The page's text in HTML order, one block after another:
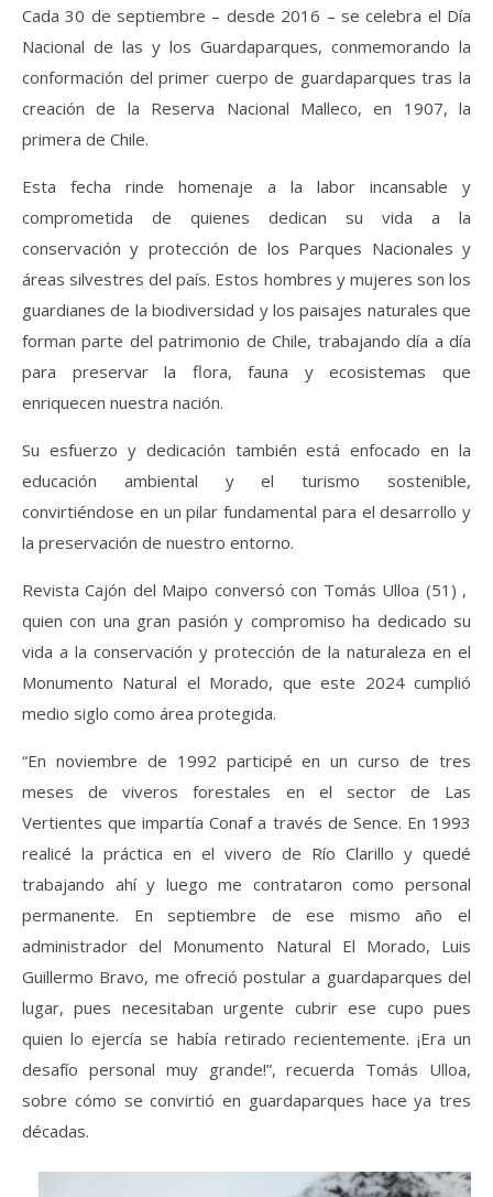
Cada 30 de septiembre – desde 2016 – se celebra el Día
Nacional de las y los Guardaparques, conmemorando la
conformación del primer cuerpo de guardaparques tras la
creación de la Reserva Nacional Malleco, en 1907, la
primera de Chile.
Esta fecha rinde homenaje a la labor incansable y
comprometida de quienes dedican su vida a la
conservación y protección de los Parques Nacionales y
áreas silvestres del país. Estos hombres y mujeres son los
guardianes de la biodiversidad y los paisajes naturales que
forman parte del patrimonio de Chile, trabajando día a día
para preservar la flora, fauna y ecosistemas que
enriquecen nuestra nación.
Su esfuerzo y dedicación también está enfocado en la
educación ambiental y el turismo sostenible,
convirtiéndose en un pilar fundamental para el desarrollo y
la preservación de nuestro entorno.
Revista Cajón del Maipo conversó con Tomás Ulloa (51) ,
quien con una gran pasión y compromiso ha dedicado su
vida a la conservación y protección de la naturaleza en el
Monumento Natural el Morado, que este 2024 cumplió
medio siglo como área protegida.
“En noviembre de 1992 participé en un curso de tres
meses de viveros forestales en el sector de Las
Vertientes que impartía Conaf a través de Sence. En 1993
realicé la práctica en el vivero de Río Clarillo y quedé
trabajando ahí y luego me contrataron como personal
permanente. En septiembre de ese mismo año el
administrador del Monumento Natural El Morado, Luis
Guillermo Bravo, me ofreció postular a guardaparques del
lugar, pues necesitaban urgente cubrir ese cupo pues
quien lo ejercía se había retirado recientemente. ¡Era un
desafío personal muy grande!”, recuerda Tomás Ulloa,
sobre cómo se convirtió en guardaparques hace ya tres
décadas.